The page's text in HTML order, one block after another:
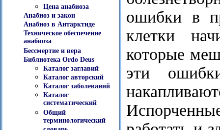
Цена анабиоза
Анабиоз и закон
Анабиоз в Антарктиде
Техническое обеспечение
анабиоза
Бессмертие и вера
Библиотека Ordo Deus
Каталог заглавий
Каталог авторский
Каталог заболеваний
Каталог
систематический
Общий
терминологический
ошибки в
клетки
которые
эти